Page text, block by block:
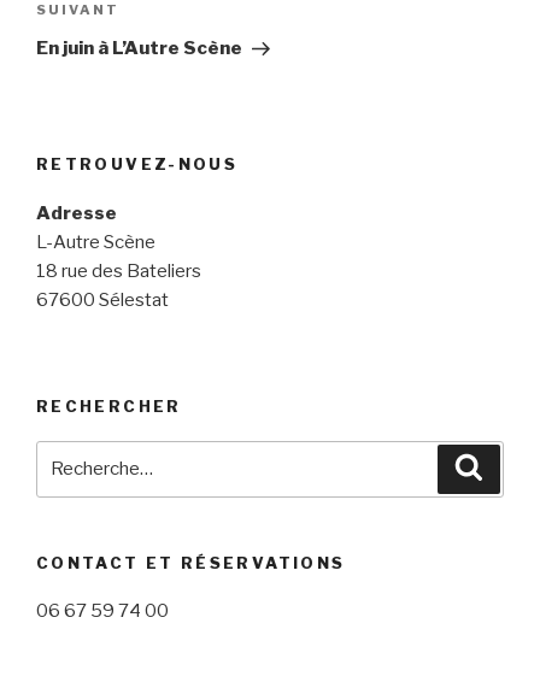
Article
suivant
SUIVANT
En juin à L’Autre Scène
RETROUVEZ-NOUS
Adresse
L-Autre Scène
18 rue des Bateliers
67600 Sélestat
RECHERCHER
CONTACT ET RÉSERVATIONS
06 67 59 74 00